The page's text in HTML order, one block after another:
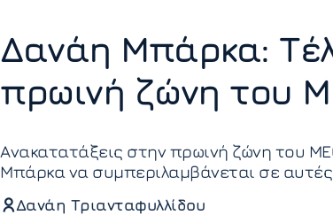
Δανάη Μπάρκα:
πρωινή ζώνη του
Ανακατατάξεις στην πρωινή ζώνη του
Μπάρκα να συμπεριλαμβάνεται σε αυτές
Δανάη Τριανταφυλλίδου